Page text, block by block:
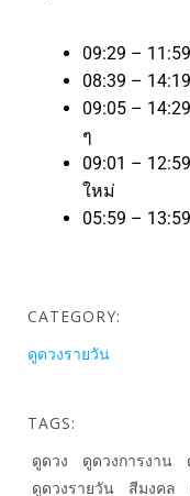
09:29 –
08:39 –
09:05 –
ๆ
09:01 –
ใหม่
05:59 –
CATEGORY:
ดูดวงรายวัน
TAGS:
ดูดวง
ดูดวงการงาน
ดูดวงรายวัน
สีมงคล